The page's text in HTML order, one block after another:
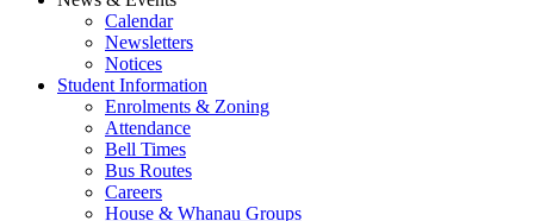
Calendar
Newsletters
Notices
Student Information
Enrolments & Zoning
Attendance
Bell Times
Bus Routes
Careers
House & Whanau Groups